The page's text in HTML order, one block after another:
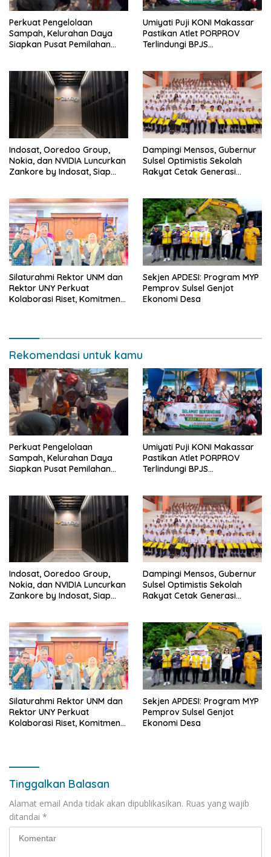
Perkuat Pengelolaan
Sampah, Kelurahan Daya
Siapkan Pusat Pemilahan
Umiyati Puji KONI Makassar
Pastikan Atlet PORPROV
Terlindungi BPJS
Indosat, Ooredoo Group,
Nokia, dan NVIDIA Luncurkan
Zankore by Indosat, Siap
Infrastruktur AI Terintegerasi
Dampingi Mensos, Gubernur
Sulsel Optimistis Sekolah
Rakyat Cetak Generasi
Silaturahmi Rektor UNM dan
Rektor UNY Perkuat
Kolaborasi Riset, Komitmen
Sekjen APDESI: Program MYP
Pemprov Sulsel Genjot
Ekonomi Desa
Rekomendasi untuk kamu
Perkuat Pengelolaan
Sampah, Kelurahan Daya
Siapkan Pusat Pemilahan
Umiyati Puji KONI Makassar
Pastikan Atlet PORPROV
Terlindungi BPJS
Indosat, Ooredoo Group,
Nokia, dan NVIDIA Luncurkan
Zankore by Indosat, Siap
Infrastruktur AI Terintegerasi
Dampingi Mensos, Gubernur
Sulsel Optimistis Sekolah
Rakyat Cetak Generasi
Silaturahmi Rektor UNM dan
Rektor UNY Perkuat
Kolaborasi Riset, Komitmen
Sekjen APDESI: Program MYP
Pemprov Sulsel Genjot
Ekonomi Desa
Tinggalkan Balasan
Alamat email Anda tidak akan dipublikasikan. Ruas yang wajib
ditandai *